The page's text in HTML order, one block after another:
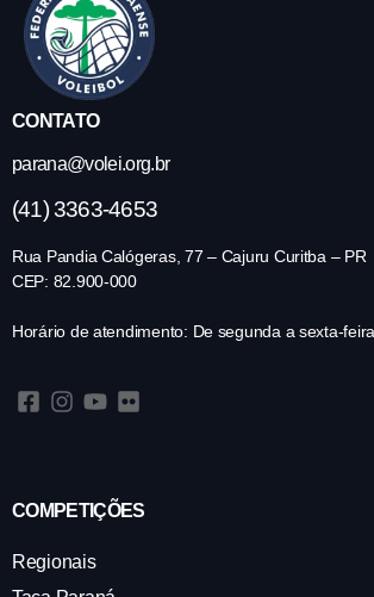
CONTATO
parana@volei.org.br
(41) 3363-4653
Rua Pandia Calógeras, 77 – Cajuru Curitba – PR
CEP: 82.900-000
Horário de atendimento: De segunda a sexta-
COMPETIÇÕES
Regionais